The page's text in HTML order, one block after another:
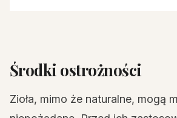
Środki ostrożności
Zioła, mimo że naturalne, mogą